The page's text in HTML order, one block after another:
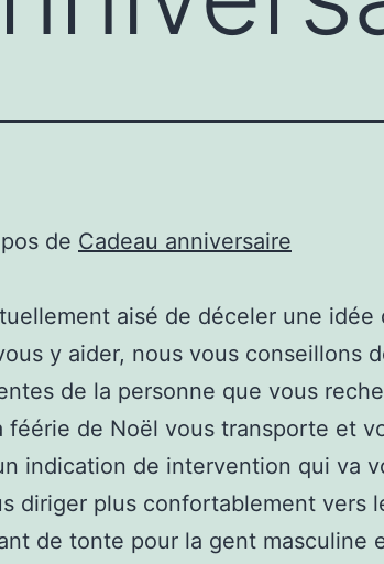
de Cadeau anniversaire
aisé de déceler une idée
y aider, nous vous conseillons
de la personne que vous
féérie de Noël vous transporte et
indication de intervention qui va
diriger plus confortablement vers
de tonte pour la gent masculine